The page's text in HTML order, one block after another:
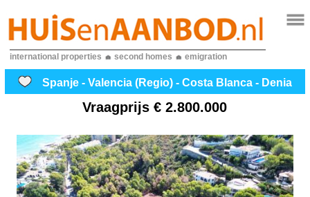
international properties second homes emigration
Spanje - Valencia (Regio) - Costa Blanca - Denia
Vraagprijs€ 2.800.000